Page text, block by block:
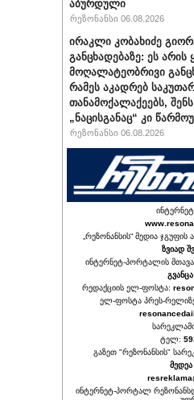
აბურდული
რეზონანსი 06.08.2026
ირაკლი კობახიძე
განცხადებაზე: ეს
მოღალატეობრივი
რამეს აკადრებ
თანამოქალაქეებს,
„ნაცისგანაც“ კი
რეზონანსი 06.08.2026
„რეზონანსის“ მედია
ზვიად
ინტერნეტ-პორტალის
რედაქციის ელ-ფოსტა:
ელ-ფოსტა პრეს-
ტელ:
გაზეთ "რეზონანსის"
მედეა
ინტერნეტ-პორტალ